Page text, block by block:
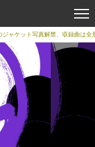
ャケット写真解禁、収録曲は全